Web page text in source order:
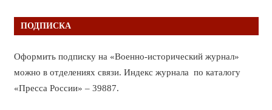
ПОДПИСКА
Оформить подписку на «Военно-исторический журнал»
можно в отделениях связи. Индекс журнала по каталогу
«Пресса России» – 39887.